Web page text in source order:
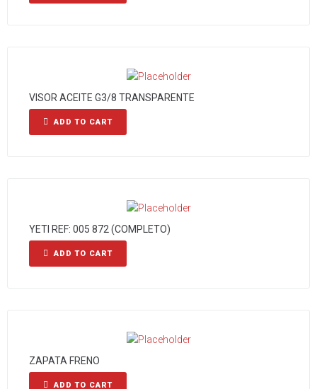
VISOR ACEITE G3/8 TRANSPARENTE
ADD TO CART
YETI REF: 005 872 (COMPLETO)
ADD TO CART
ZAPATA FRENO
ADD TO CART